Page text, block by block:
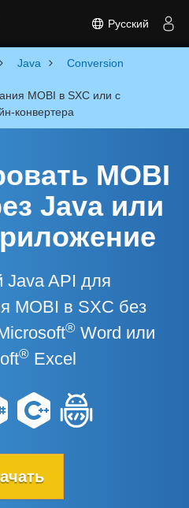
Русский
Java Conversion
MOBI в SXC или с
конвертера
MOBI
Java или
Java API для
MOBI в SXC без
®Word или
®Excel